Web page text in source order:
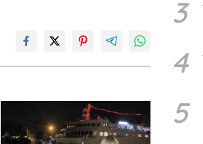
3
4
5